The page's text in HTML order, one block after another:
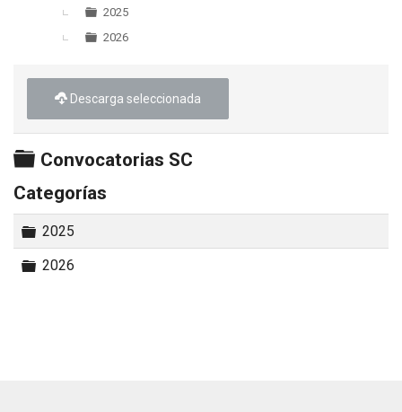
2025
2026
Descarga seleccionada
Carpeta
Convocatorias SC
Categorías
Carpeta
2025
Carpeta
2026